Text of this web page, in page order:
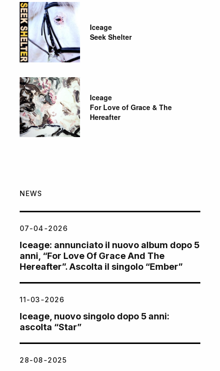
Iceage
Seek Shelter
Iceage
For Love of Grace & The
Hereafter
NEWS
07-04-2026
Iceage: annunciato il nuovo album dopo 5
anni, “For Love Of Grace And The
Hereafter”. Ascolta il singolo “Ember”
11-03-2026
Iceage, nuovo singolo dopo 5 anni:
ascolta “Star”
28-08-2025